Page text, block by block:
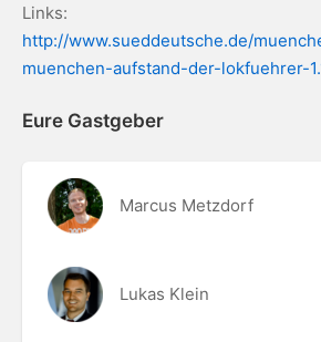
Links:
http://www.sueddeutsche.de/
muenchen-aufstand-der-lokfuehrer-
Eure Gastgeber
Marcus Metzdorf
Lukas Klein